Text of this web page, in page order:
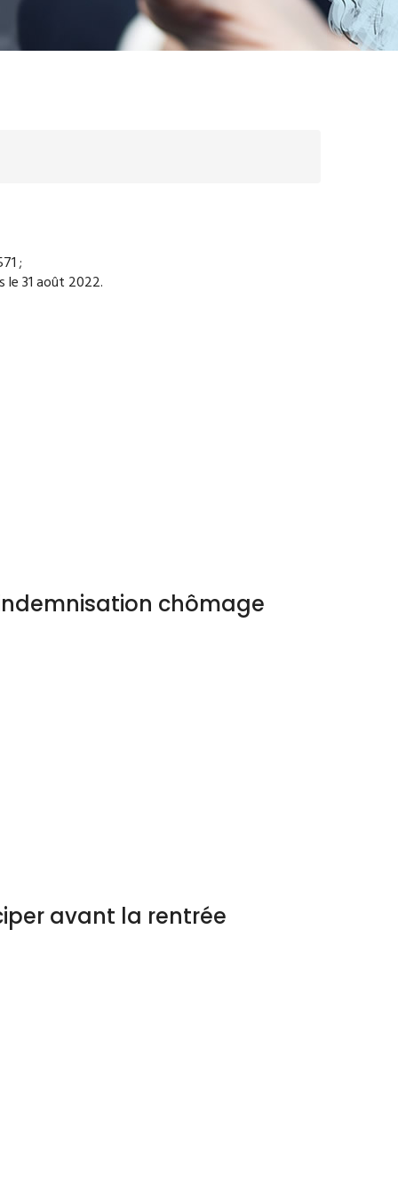
;
le 31 août 2022.
chômage
avant la rentrée